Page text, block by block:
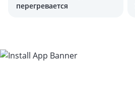
перегревается